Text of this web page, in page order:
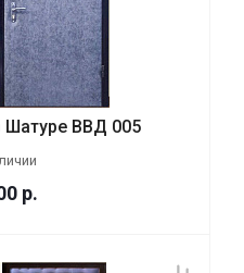
Шатуре ВВД 005
р.